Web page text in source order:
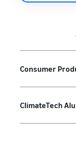
Consumer
ClimateTech